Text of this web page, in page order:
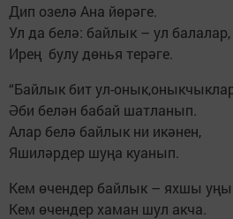
Дип озелә Ана йөрәге.
Ул да белә: байлык – ул балалар,
Ирең булу дөнья терәге.
“Байлык бит ул-
Әби белән бабай шатланып.
Алар белә байлык ни икәнен,
Яшиләрдер шуңа куанып.
Кем өчендер байлык – яхшы
Кем өчендер хаман шул акча.